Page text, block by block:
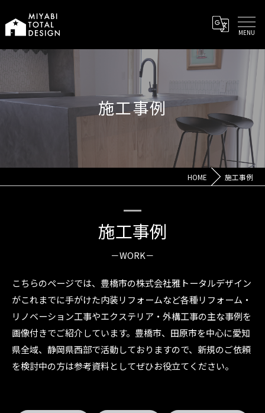
施工事例
HOME 施工事例
施工事例
－WORK－
こちらのページでは、豊橋市の株式会社雅トータルデザイン
がこれまでに手がけた内装リフォームなど各種リフォーム・
リノベーション工事やエクステリア・外構工事の主な事例を
画像付きでご紹介しています。豊橋市、田原市を中心に愛知
県全域、静岡県西部で活動しておりますので、新規のご依頼
を検討中の方は参考資料としてぜひお役立てください。